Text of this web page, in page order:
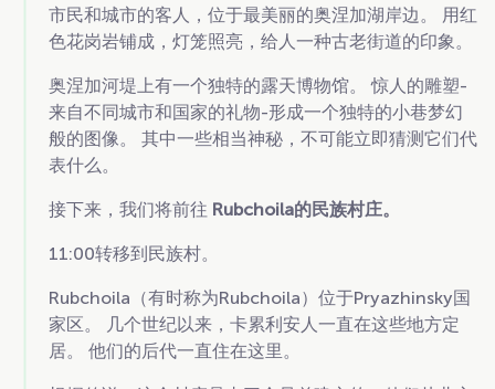
市民和城市的客人，位于最美丽的奥涅加湖岸边。 用红
色花岗岩铺成，灯笼照亮，给人一种古老街道的印象。
奥涅加河堤上有一个独特的露天博物馆。 惊人的雕塑-
来自不同城市和国家的礼物-形成一个独特的小巷梦幻
般的图像。 其中一些相当神秘，不可能立即猜测它们代
表什么。
接下来，我们将前往 Rubchoila的民族村庄。
11:00转移到民族村。
Rubchoila（有时称为Rubchoila）位于Pryazhinsky国
家区。 几个世纪以来，卡累利安人一直在这些地方定
居。 他们的后代一直住在这里。